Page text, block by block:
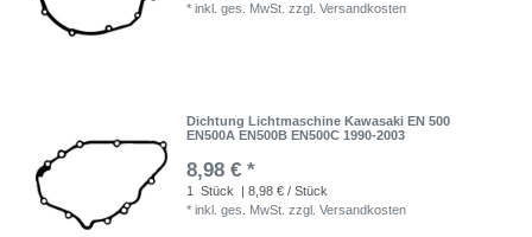
*inkl. ges. MwSt. zzgl.Versandkosten
Dichtung Lichtmaschine Kawasaki EN 500
EN500A EN500B EN500C 1990-2003
8,98 € *
1 Stück
| 8,98 € / Stück
*inkl. ges. MwSt. zzgl.Versandkosten